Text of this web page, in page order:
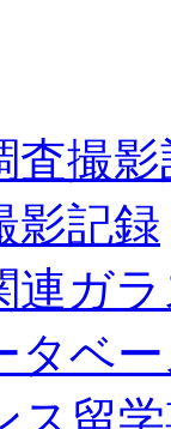
査撮
影記録
連ガ
タベ
ス留